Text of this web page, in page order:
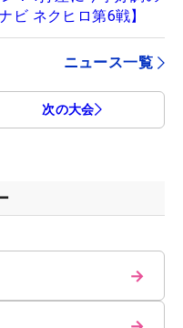
ビ ネクヒロ第6戦】
ニュース一覧
次の大会
→